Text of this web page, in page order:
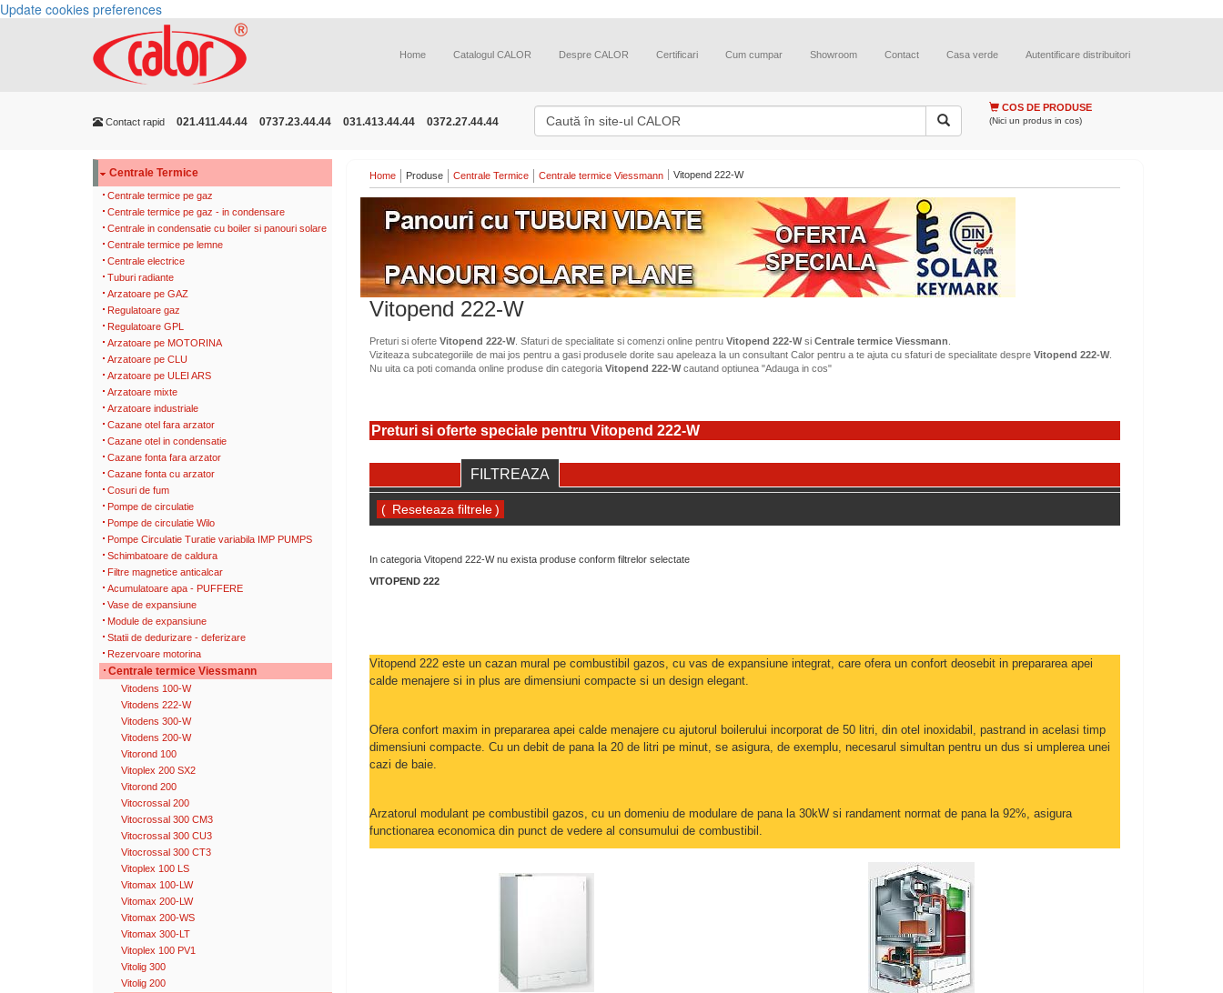
Update cookies preferences
Home Catalogul CALOR Despre CALOR Certificari Cum cumpar Showroom Contact Casa verde Autentificare distribuitori
Contact rapid 021.411.44.44 0737.23.44.44 031.413.44.44 0372.27.44.44
COS DE PRODUSE
(Nici un produs in cos)
Centrale Termice
Centrale termice pe gaz
Centrale termice pe gaz - in condensare
Centrale in condensatie cu boiler si panouri solare
Centrale termice pe lemne
Centrale electrice
Tuburi radiante
Arzatoare pe GAZ
Regulatoare gaz
Regulatoare GPL
Arzatoare pe MOTORINA
Arzatoare pe CLU
Arzatoare pe ULEI ARS
Arzatoare mixte
Arzatoare industriale
Cazane otel fara arzator
Cazane otel in condensatie
Cazane fonta fara arzator
Cazane fonta cu arzator
Cosuri de fum
Pompe de circulatie
Pompe de circulatie Wilo
Pompe Circulatie Turatie variabila IMP PUMPS
Schimbatoare de caldura
Filtre magnetice anticalcar
Acumulatoare apa - PUFFERE
Vase de expansiune
Module de expansiune
Statii de dedurizare - deferizare
Rezervoare motorina
Centrale termice Viessmann
Vitodens 100-W
Vitodens 222-W
Vitodens 300-W
Vitodens 200-W
Vitorond 100
Vitoplex 200 SX2
Vitorond 200
Vitocrossal 200
Vitocrossal 300 CM3
Vitocrossal 300 CU3
Vitocrossal 300 CT3
Vitoplex 100 LS
Vitomax 100-LW
Vitomax 200-LW
Vitomax 200-WS
Vitomax 300-LT
Vitoplex 100 PV1
Vitolig 300
Vitolig 200
Home Produse Centrale Termice Centrale termice Viessmann Vitopend 222-W
Vitopend 222-W
Preturi si oferte Vitopend 222-W. Sfaturi de specialitate si comenzi online pentru Vitopend 222-Wsi Centrale termice Viessmann
Viziteaza subcategoriile de mai jos pentru a gasi produsele dorite sau apeleaza la un consultant Calor pentru a te ajuta cu sfaturi de specialitate despre Vitopend 222-W.
Nu uita ca poti comanda online produse din categoria Vitopend 222-Wcautand optiunea "Adauga in cos"
Preturi si oferte speciale pentru Vitopend 222-W
FILTREAZA
( )
In categoria Vitopend 222-W nu exista produse conform filtrelor selectate
VITOPEND 222
Vitopend 222 este un cazan mural pe combustibil gazos, cu vas de expansiune integrat, care ofera un confort deosebit in prepararea apei
calde menajere si in plus are dimensiuni compacte si un design elegant.
Ofera confort maxim in prepararea apei calde menajere cu ajutorul boilerului incorporat de 50 litri, din otel inoxidabil, pastrand in acelasi timp
dimensiuni compacte. Cu un debit de pana la 20 de litri pe minut, se asigura, de exemplu, necesarul simultan pentru un dus si umplerea unei
cazi de baie.
Arzatorul modulant pe combustibil gazos, cu un domeniu de modulare de pana la 30kW si randament normat de pana la 92%, asigura
functionarea economica din punct de vedere al consumului de combustibil.